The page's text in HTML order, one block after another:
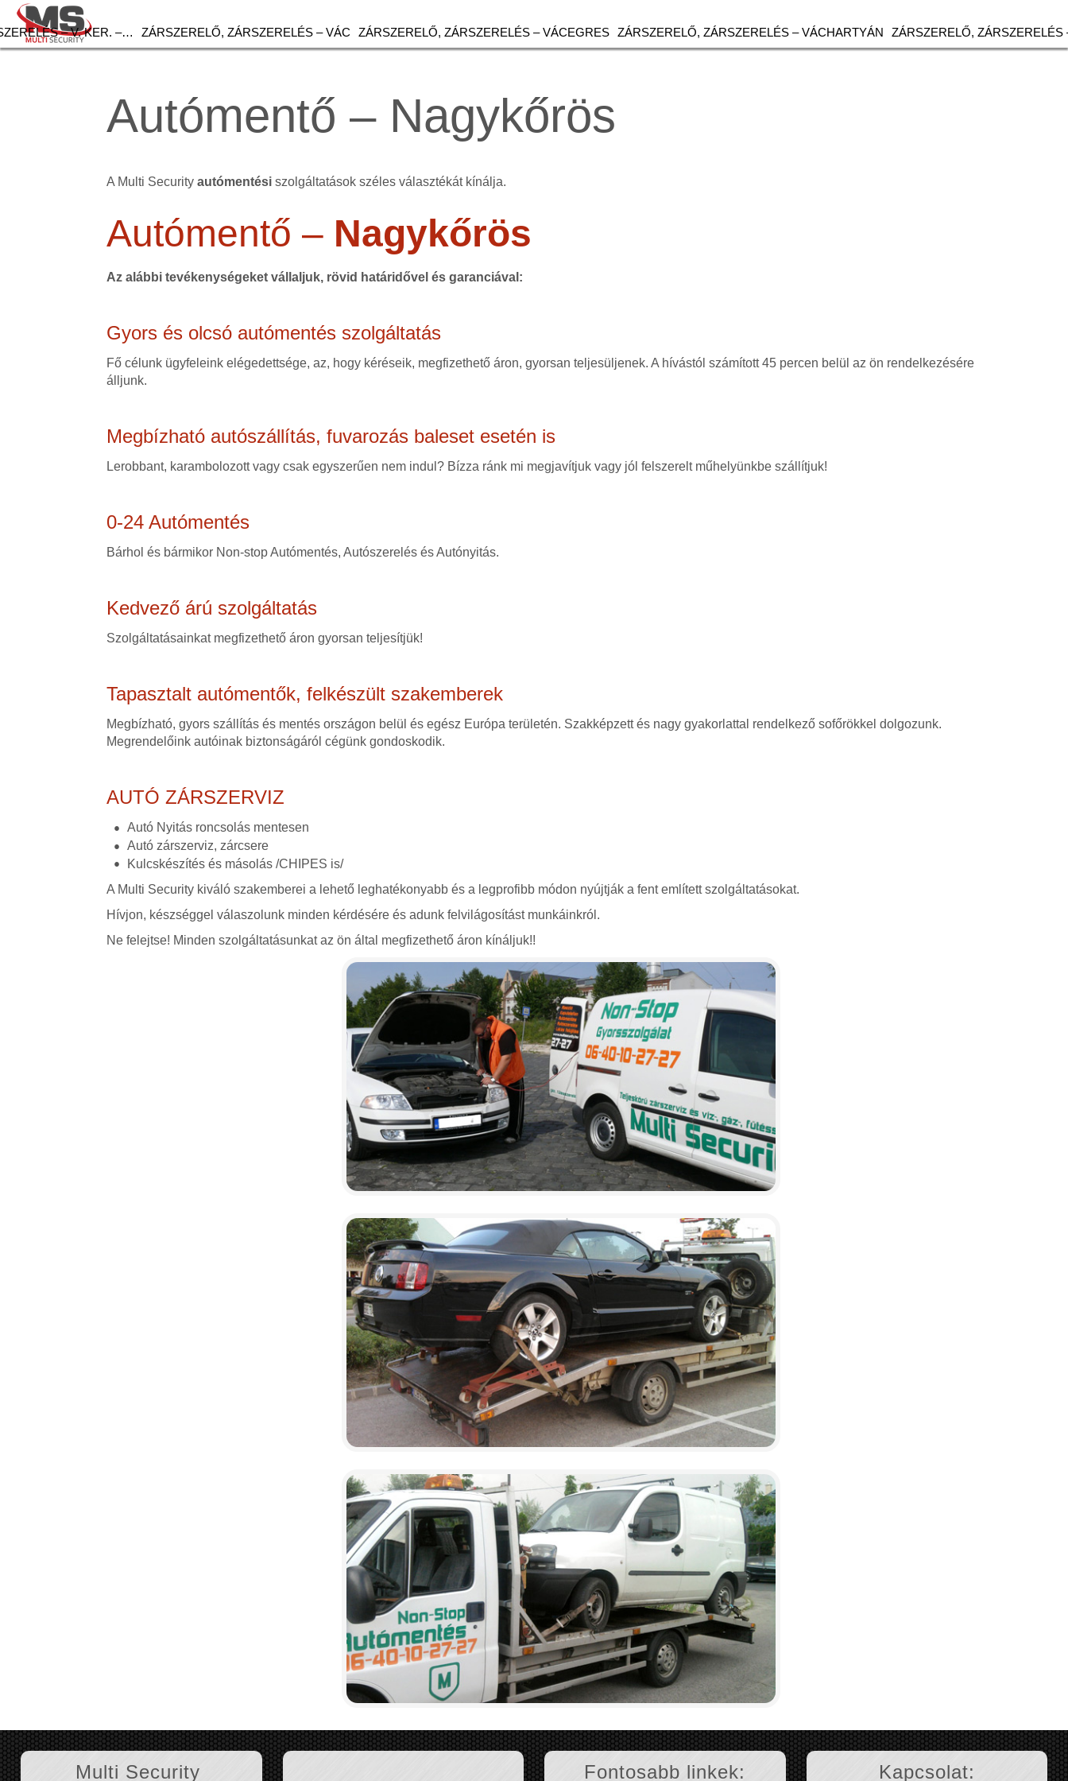
– V. KER. –… ZÁRSZERELŐ, ZÁRSZERELÉS – VÁC ZÁRSZERELŐ, ZÁRSZERELÉS – VÁCEGRES ZÁRSZERELŐ, ZÁRSZERELÉS – VÁCHARTYÁN ZÁRSZERELŐ, ZÁRSZERELÉS
Autómentő – Nagykőrös
A Multi Securityautómentési szolgáltatások széles választékát kínálja.
Autómentő – Nagykőrös
Az alábbi tevékenységeket vállaljuk, rövid határidővel és garanciával:
Gyors és olcsó autómentés szolgáltatás
Fő célunk ügyfeleink elégedettsége, az, hogy kéréseik, megfizethető áron, gyorsan teljesüljenek. A hívástól számított 45 percen belül az ön rendelkezésére
álljunk.
Megbízható autószállítás, fuvarozás baleset esetén is
Lerobbant, karambolozott vagy csak egyszerűen nem indul? Bízza ránk mi megjavítjuk vagy jól felszerelt műhelyünkbe szállítjuk!
0-24 Autómentés
Bárhol és bármikor Non-stop Autómentés, Autószerelés és Autónyitás.
Kedvező árú szolgáltatás
Szolgáltatásainkat megfizethető áron gyorsan teljesítjük!
Tapasztalt autómentők, felkészült szakemberek
Megbízható, gyors szállítás és mentés országon belül és egész Európa területén. Szakképzett és nagy gyakorlattal rendelkező sofőrökkel dolgozunk.
Megrendelőink autóinak biztonságáról cégünk gondoskodik.
AUTÓ ZÁRSZERVIZ
Autó Nyitás roncsolás mentesen
Autó zárszerviz, zárcsere
Kulcskészítés és másolás /CHIPES is/
A Multi Security kiváló szakemberei a lehető leghatékonyabb és a legprofibb módon nyújtják a fent említett szolgáltatásokat.
Hívjon, készséggel válaszolunk minden kérdésére és adunk felvilágosítást munkáinkról.
Ne felejtse! Minden szolgáltatásunkat az ön által megfizethető áron kínáljuk!!
Multi Security Fontosabb linkek: Kapcsolat: